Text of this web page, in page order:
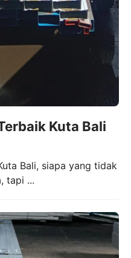
Kuta Bali
Bali, siapa yang tidak
tapi ...